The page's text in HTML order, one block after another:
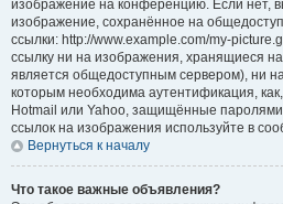
изображение на конференцию. Если нет,
изображение, сохранённое на
ссылки: http://www.example.com/my-
ссылку ни на изображения, хранящиеся
является общедоступным сервером), ни
которым необходима аутентификация,
Hotmail или Yahoo, защищённые паролями
ссылок на изображения используйте в
Вернуться к началу
Что такое важные объявления?